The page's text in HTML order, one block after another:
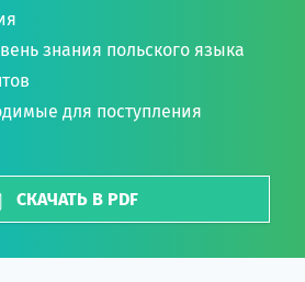
знания польского языка
для поступления
СКАЧАТЬ В PDF